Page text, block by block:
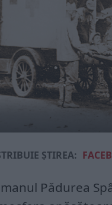
ȘTIREA:
Pădurea